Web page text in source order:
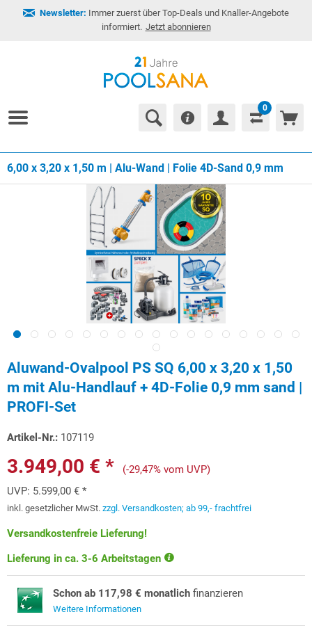
Newsletter: Immer zuerst über Top-Deals und Knaller-Angebote
informiert. Jetzt abonnieren
0
6,00 x 3,20 x 1,50 m | Alu-Wand | Folie 4D-Sand 0,9 mm
Aluwand-Ovalpool PS SQ 6,00 x 3,20 x 1,50
m mit Alu-Handlauf + 4D-Folie 0,9 mm sand |
PROFI-Set
Artikel-Nr.: 107119
3.949,00 € *
(-29,47% vom UVP)
UVP: 5.599,00 € *
inkl. gesetzlicher MwSt. zzgl. Versandkosten; ab 99,- frachtfrei
Versandkostenfreie Lieferung!
Lieferung in ca. 3-6 Arbeitstagen
Schon ab 117,98 € monatlich finanzieren
Weitere Informationen